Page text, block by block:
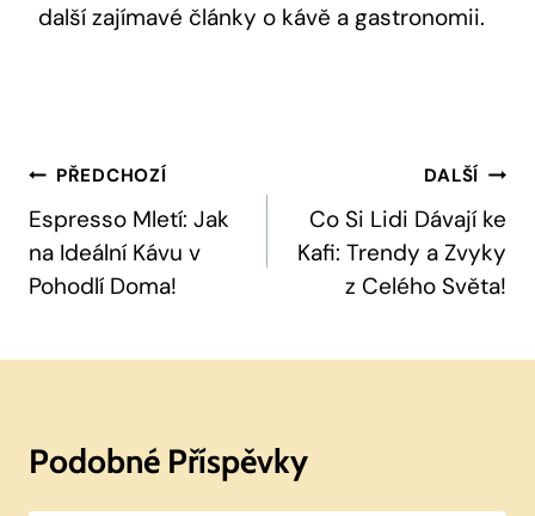
další zajímavé články o⁣ kávě a gastronomii.
Navigace
Pro
Příspěvek
PŘEDCHOZÍ
Espresso Mletí: Jak
na Ideální Kávu v
Pohodlí Doma!
DALŠÍ
Co Si Lidi Dávají ke
Kafi: Trendy a Zvyky
z Celého Světa!
Podobné Příspěvky